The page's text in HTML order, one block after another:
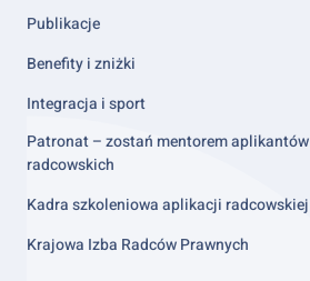
Publikacje
Benefity i zniżki
Integracja i sport
Patronat – zostań mentorem aplikantów
radcowskich
Kadra szkoleniowa aplikacji radcowskiej
Krajowa Izba Radców Prawnych